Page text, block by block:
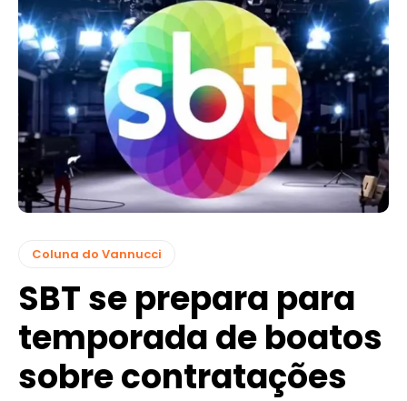
Coluna do Vannucci
SBT se prepara para
temporada de boatos
sobre contratações